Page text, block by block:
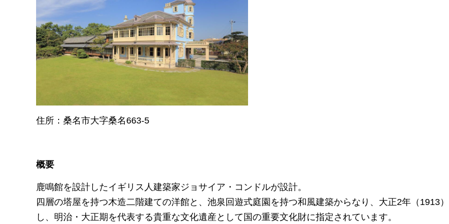
住所：桑名市大字桑名663-5
概要
鹿鳴館を設計したイギリス人建築家ジョサイア・コンドルが設計。
四層の塔屋を持つ木造二階建ての洋館と、池泉回遊式庭園を持つ和風建築からなり、大正2年（1913
し、明治・大正期を代表する貴重な文化遺産として国の重要文化財に指定されています。